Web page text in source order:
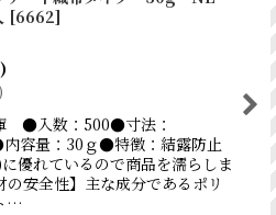
[6662]
●入数：500●寸法：
容量：30ｇ●特徴：結露防止
優れているので商品を濡らしま
安全性】主な成分であるポリ
…